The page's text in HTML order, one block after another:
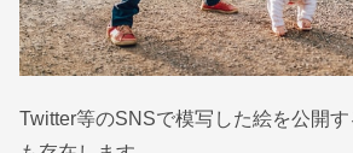
Twitter等のSNSで模写した絵を公開す